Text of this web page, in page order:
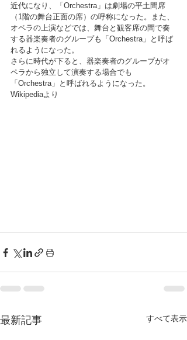
近代になり、「Orchestra」は劇場の平土間席
（1階の舞台正面の席）の呼称になった。また、
オペラの上演などでは、舞台と観客席の間で奏
する器楽奏者のグループも「Orchestra」と呼ば
れるようになった。
さらに時代が下ると、器楽奏者のグループがオ
ペラから独立して演奏する場合でも
「Orchestra」と呼ばれるようになった。
Wikipediaより
最新記事 すべて表示